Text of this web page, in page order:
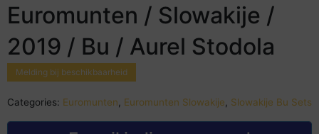
Euromunten / Slowakije /
2019 / Bu / Aurel Stodola
Melding bij beschikbaarheid
Categories: Euromunten Euromunten Slowakije Slowakije Bu Sets